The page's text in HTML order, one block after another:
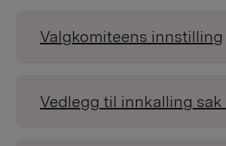
Valgkomiteens innstilling
Vedlegg til innkalling sak